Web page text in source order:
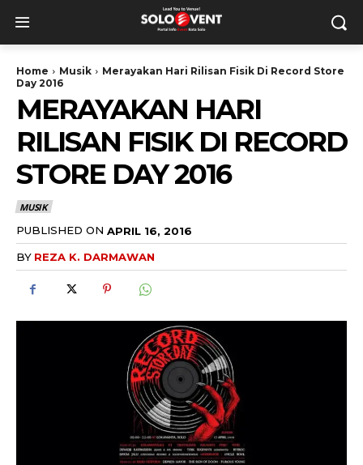
Home Musik
Merayakan Hari Rilisan Fisik Di Record Store
Day 2016
MERAYAKAN HARI
RILISAN FISIK DI RECORD
STORE DAY 2016
MUSIK
PUBLISHED ON APRIL 16, 2016
BY REZA K. DARMAWAN